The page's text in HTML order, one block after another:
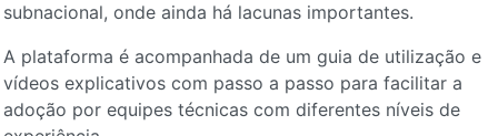
subnacional, onde ainda há lacunas importantes.
A plataforma é acompanhada de um guia de utilização e
vídeos explicativos com passo a passo para facilitar a
adoção por equipes técnicas com diferentes níveis de